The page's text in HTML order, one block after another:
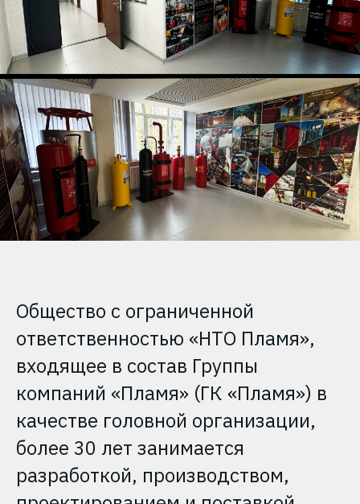
Общество с ограниченной
ответственностью «НТО Пламя»,
входящее в состав Группы
компаний «Пламя» (ГК «Пламя») в
качестве головной организации,
более 30 лет занимается
разработкой, производством,